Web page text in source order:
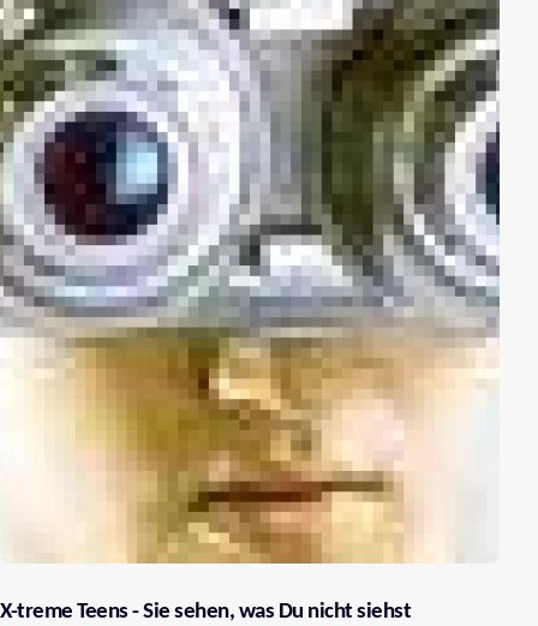
X-treme Teens - Sie sehen, was Du nicht siehst